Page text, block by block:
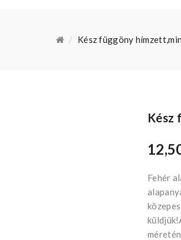
Kész függöny
Kész
Fehér